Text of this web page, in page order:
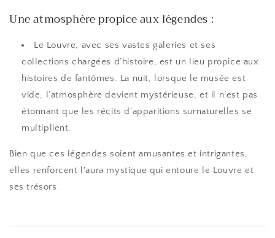
Une atmosphère propice aux légendes :
Le Louvre, avec ses vastes galeries et ses
collections chargées d’histoire, est un lieu propice aux
histoires de fantômes. La nuit, lorsque le musée est
vide, l’atmosphère devient mystérieuse, et il n’est pas
étonnant que les récits d’apparitions surnaturelles se
multiplient.
Bien que ces légendes soient amusantes et intrigantes,
elles renforcent l'aura mystique qui entoure le Louvre et
ses trésors.